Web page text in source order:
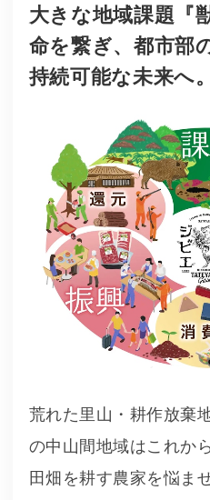
大きな地域課題『
命を繋ぎ、都市部
持続可能な未来へ。
荒れた里山・耕作放棄
の中山間地域はこれか
田畑を耕す農家を悩ま